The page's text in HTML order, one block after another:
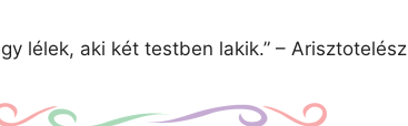
lélek, aki két testben lakik.” – Arisztotelész